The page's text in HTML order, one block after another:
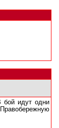
бой идут одни